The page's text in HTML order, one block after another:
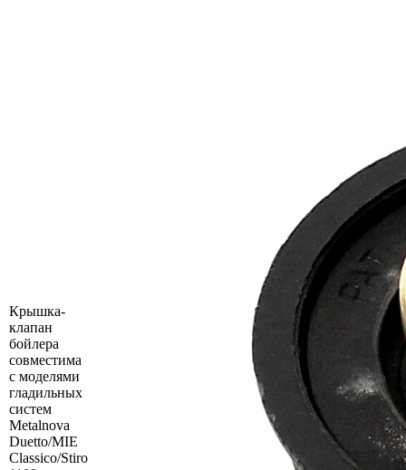
Крышка-
клапан
бойлера
совместима
с моделями
гладильных
систем
Metalnova
Duetto/MIE
Classico/Stiro